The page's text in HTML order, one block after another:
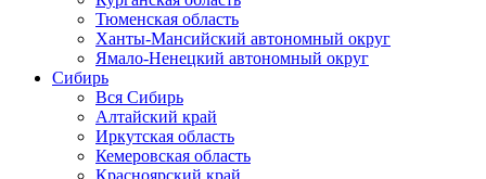
Тюменская область
Ханты-Мансийский автономный округ
Ямало-Ненецкий автономный округ
Сибирь
Вся Сибирь
Алтайский край
Иркутская область
Кемеровская область
Красноярский край